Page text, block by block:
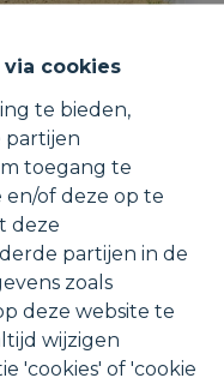
cookies
te bieden,
partijen
toegang te
of deze op te
deze
partijen in de
zoals
deze website te
wijzigen
'cookies' of 'cookie
bebouwing.